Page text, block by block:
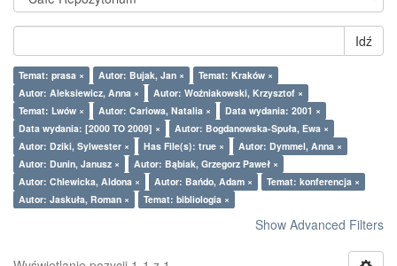
Idź
Temat: prasa × Autor: Bujak, Jan ×
Temat: Kraków ×
Autor: Aleksiewicz, Anna ×
Autor: Woźniakowski, Krzysztof ×
Temat: Lwów ×
Autor: Cariowa, Natalia ×
Data wydania: 2001 ×
Data wydania: [2000 TO 2009] ×
Autor: Bogdanowska-Spuła, Ewa ×
Autor: Dziki, Sylwester ×
Has File(s): true ×
Autor: Dymmel, Anna ×
Autor: Dunin, Janusz ×
Autor: Bąbiak, Grzegorz Paweł ×
Autor: Chlewicka, Aldona ×
Autor: Bańdo, Adam ×
Temat: konferencja ×
Autor: Jaskuła, Roman ×
Temat: bibliologia ×
Show Advanced Filters